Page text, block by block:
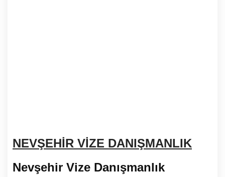
NEVŞEHİR VİZE DANIŞMANLIK
Nevşehir Vize Danışmanlık